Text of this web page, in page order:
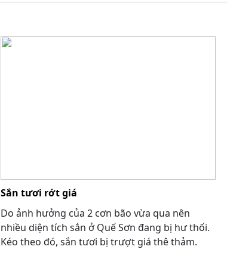
Sắn tươi rớt giá
Do ảnh hưởng của 2 cơn bão vừa qua nên
nhiều diện tích sắn ở Quế Sơn đang bị hư thối.
Kéo theo đó, sắn tươi bị trượt giá thê thảm.